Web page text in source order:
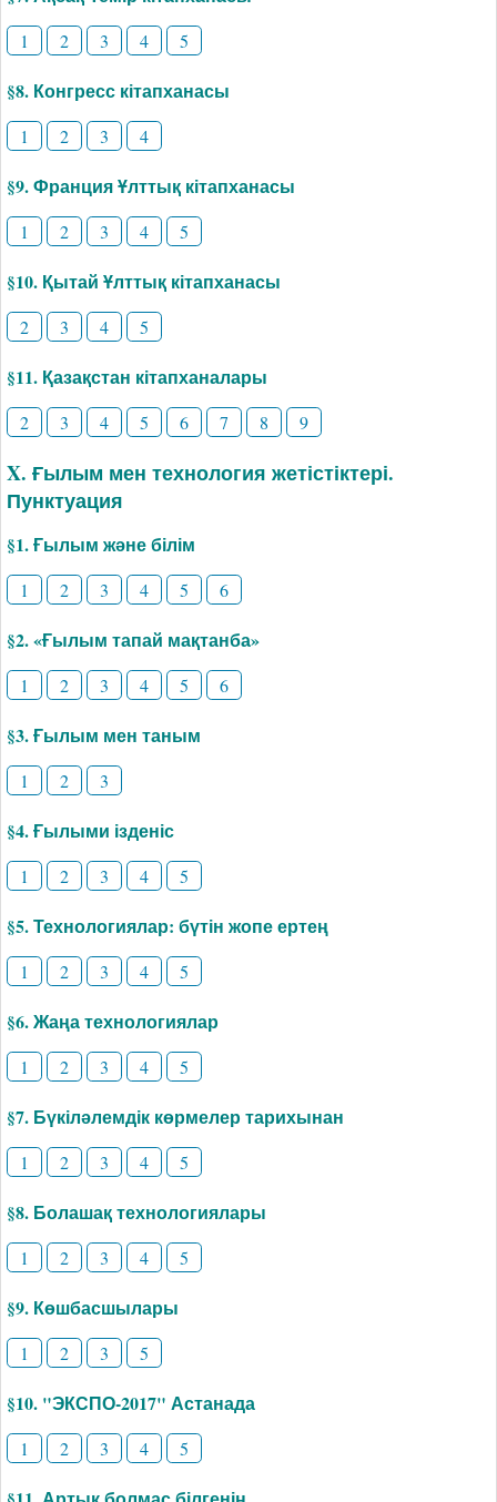
1 2 3 4 5
§8. Конгресс кітапханасы
1 2 3 4
§9. Франция Ұлттық кітапханасы
1 2 3 4 5
§10. Қытай Ұлттық кітапханасы
2 3 4 5
§11. Қазақстан кітапханалары
2 3 4 5 6 7 8 9
X. Ғылым мен технология жетістіктері.
Пунктуация
§1. Ғылым және білім
1 2 3 4 5 6
§2. «Ғылым тапай мақтанба»
1 2 3 4 5 6
§3. Ғылым мен таным
1 2 3
§4. Ғылыми ізденіс
1 2 3 4 5
§5. Технологиялар: бүтін жопе ертең
1 2 3 4 5
§6. Жаңа технологиялар
1 2 3 4 5
§7. Бүкіләлемдік көрмелер тарихынан
1 2 3 4 5
§8. Болашақ технологиялары
1 2 3 4 5
§9. Көшбасшылары
1 2 3 5
§10. "ЭКСПО-2017" Астанада
1 2 3 4 5